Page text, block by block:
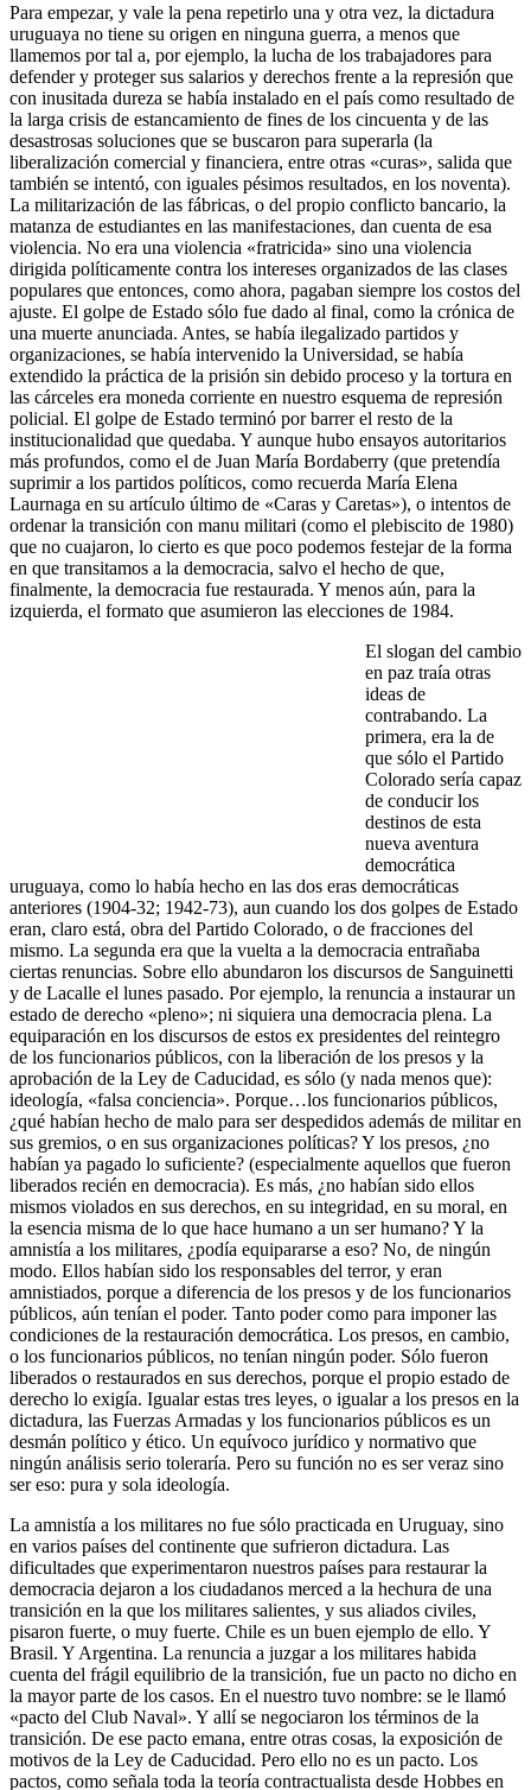
Para empezar, y vale la pena repetirlo una y otra vez, la dictadura
uruguaya no tiene su origen en ninguna guerra, a menos que
llamemos por tal a, por ejemplo, la lucha de los trabajadores para
defender y proteger sus salarios y derechos frente a la represión que
con inusitada dureza se había instalado en el país como resultado de
la larga crisis de estancamiento de fines de los cincuenta y de las
desastrosas soluciones que se buscaron para superarla (la
liberalización comercial y financiera, entre otras «curas», salida que
también se intentó, con iguales pésimos resultados, en los noventa).
La militarización de las fábricas, o del propio conflicto bancario, la
matanza de estudiantes en las manifestaciones, dan cuenta de esa
violencia. No era una violencia «fratricida» sino una violencia
dirigida políticamente contra los intereses organizados de las clases
populares que entonces, como ahora, pagaban siempre los costos del
ajuste. El golpe de Estado sólo fue dado al final, como la crónica de
una muerte anunciada. Antes, se había ilegalizado partidos y
organizaciones, se había intervenido la Universidad, se había
extendido la práctica de la prisión sin debido proceso y la tortura en
las cárceles era moneda corriente en nuestro esquema de represión
policial. El golpe de Estado terminó por barrer el resto de la
institucionalidad que quedaba. Y aunque hubo ensayos autoritarios
más profundos, como el de Juan María Bordaberry (que pretendía
suprimir a los partidos políticos, como recuerda María Elena
Laurnaga en su artículo último de «Caras y Caretas»), o intentos de
ordenar la transición con manu militari (como el plebiscito de 1980)
que no cuajaron, lo cierto es que poco podemos festejar de la forma
en que transitamos a la democracia, salvo el hecho de que,
finalmente, la democracia fue restaurada. Y menos aún, para la
izquierda, el formato que asumieron las elecciones de 1984.
El slogan del cambio
en paz traía otras
ideas de
contrabando. La
primera, era la de
que sólo el Partido
Colorado sería capaz
de conducir los
destinos de esta
nueva aventura
democrática
uruguaya, como lo había hecho en las dos eras democráticas
anteriores (1904-32; 1942-73), aun cuando los dos golpes de Estado
eran, claro está, obra del Partido Colorado, o de fracciones del
mismo. La segunda era que la vuelta a la democracia entrañaba
ciertas renuncias. Sobre ello abundaron los discursos de Sanguinetti
y de Lacalle el lunes pasado. Por ejemplo, la renuncia a instaurar un
estado de derecho «pleno»; ni siquiera una democracia plena. La
equiparación en los discursos de estos ex presidentes del reintegro
de los funcionarios públicos, con la liberación de los presos y la
aprobación de la Ley de Caducidad, es sólo (y nada menos que):
ideología, «falsa conciencia». Porque…los funcionarios públicos,
¿qué habían hecho de malo para ser despedidos además de militar en
sus gremios, o en sus organizaciones políticas? Y los presos, ¿no
habían ya pagado lo suficiente? (especialmente aquellos que fueron
liberados recién en democracia). Es más, ¿no habían sido ellos
mismos violados en sus derechos, en su integridad, en su moral, en
la esencia misma de lo que hace humano a un ser humano? Y la
amnistía a los militares, ¿podía equipararse a eso? No, de ningún
modo. Ellos habían sido los responsables del terror, y eran
amnistiados, porque a diferencia de los presos y de los funcionarios
públicos, aún tenían el poder. Tanto poder como para imponer las
condiciones de la restauración democrática. Los presos, en cambio,
o los funcionarios públicos, no tenían ningún poder. Sólo fueron
liberados o restaurados en sus derechos, porque el propio estado de
derecho lo exigía. Igualar estas tres leyes, o igualar a los presos en la
dictadura, las Fuerzas Armadas y los funcionarios públicos es un
desmán político y ético. Un equívoco jurídico y normativo que
ningún análisis serio toleraría. Pero su función no es ser veraz sino
ser eso: pura y sola ideología.
La amnistía a los militares no fue sólo practicada en Uruguay, sino
en varios países del continente que sufrieron dictadura. Las
dificultades que experimentaron nuestros países para restaurar la
democracia dejaron a los ciudadanos merced a la hechura de una
transición en la que los militares salientes, y sus aliados civiles,
pisaron fuerte, o muy fuerte. Chile es un buen ejemplo de ello. Y
Brasil. Y Argentina. La renuncia a juzgar a los militares habida
cuenta del frágil equilibrio de la transición, fue un pacto no dicho en
la mayor parte de los casos. En el nuestro tuvo nombre: se le llamó
«pacto del Club Naval». Y allí se negociaron los términos de la
transición. De ese pacto emana, entre otras cosas, la exposición de
motivos de la Ley de Caducidad. Pero ello no es un pacto. Los
pactos, como señala toda la teoría contractualista desde Hobbes en